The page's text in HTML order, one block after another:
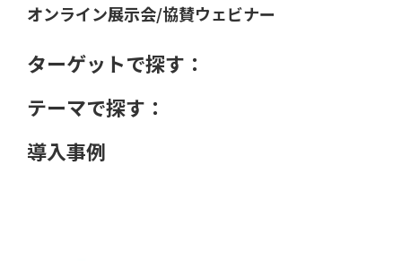
オンライン展示会/協賛ウェビナー
ターゲットで探す：
テーマで探す：
導入事例